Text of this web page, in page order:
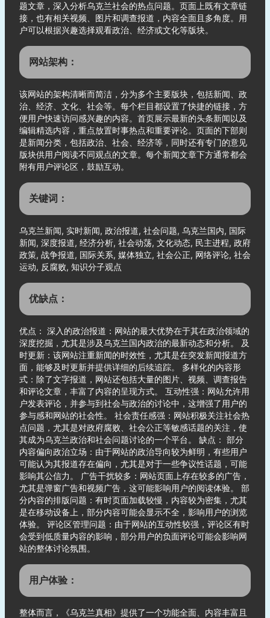
题文章，深入分析乌克兰社会的热点问题。页面上既有文章链
接，也有相关视频、图片和调查报道，内容全面且多角度。用
户可以根据兴趣选择观看政治、经济或文化等版块。
网站架构：
该网站的架构清晰而简洁，分为多个主要版块，包括新闻、政
治、经济、文化、社会等。每个栏目都设置了快捷的链接，方
便用户快速访问感兴趣的内容。首页展示最新的头条新闻以及
编辑精选内容，重点放置时事热点和重要评论。页面的下部则
是新闻分类，包括政治、社会、经济等，同时还有专门的意见
版块供用户阅读不同观点的文章。每个新闻文章下方通常都会
附有用户评论区，鼓励互动。
关键词：
乌克兰新闻, 实时新闻, 政治报道, 社会问题, 乌克兰国内, 国际
新闻, 深度报道, 经济分析, 社会动荡, 文化动态, 民主进程, 政府
政策, 战争报道, 国际关系, 媒体独立, 社会公正, 网络评论, 社会
运动, 反腐败, 知识分子观点
优缺点：
优点： 深入的政治报道：网站的最大优势在于其在政治领域的
深度挖掘，尤其是涉及乌克兰国内政治的最新动态和分析。 及
时更新：该网站注重新闻的时效性，尤其是在突发新闻报道方
面，能够及时更新并提供详细的后续追踪。 多样化的内容形
式：除了文字报道，网站还包括大量的图片、视频、调查报告
和评论文章，丰富了内容的呈现方式。 互动性强：网站允许用
户发表评论，并参与到社会与政治的讨论中，这增强了用户的
参与感和网站的社会性。 社会责任感强：网站积极关注社会热
点问题，尤其是对政府腐败、社会公正等敏感话题的关注，使
其成为乌克兰政治和社会问题讨论的一个平台。 缺点： 部分
内容偏向政治立场：由于网站的政治导向较为鲜明，有些用户
可能认为其报道存在偏向，尤其是对于一些争议性话题，可能
影响其公信力。 广告干扰较多：网站页面上存在较多的广告，
尤其是弹窗广告和视频广告，这可能影响用户的阅读体验。 部
分内容的排版问题：有时页面加载较慢，内容较为密集，尤其
是在移动设备上，部分内容可能会显示不全，影响用户的浏览
体验。 评论区管理问题：由于网站的互动性较强，评论区有时
会受到低质量内容的影响，部分用户的负面评论可能会影响网
站的整体讨论氛围。
用户体验：
整体而言，《乌克兰真相》提供了一个功能全面、内容丰富且